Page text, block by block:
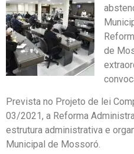
de
Prevista no Projeto de lei
03/2021, a Reforma
estrutura administrativa e
Municipal de Mossoró.